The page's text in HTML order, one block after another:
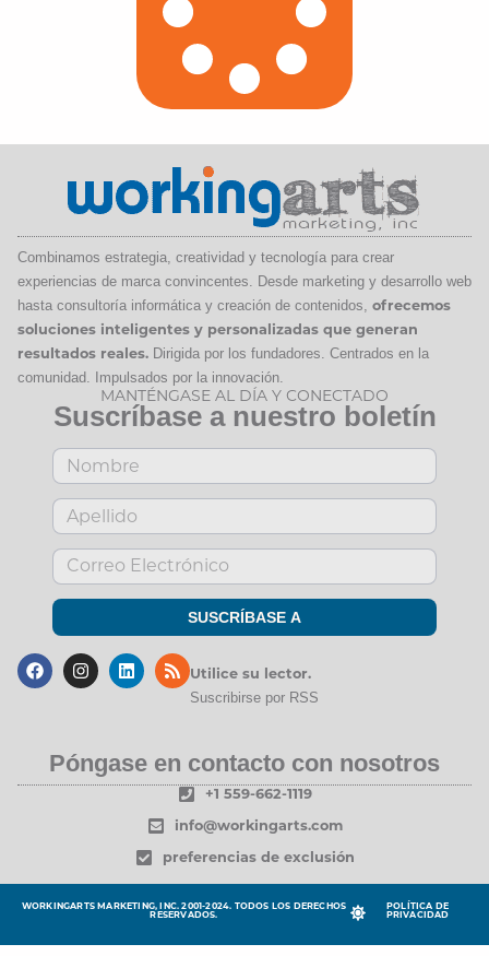
Combinamos estrategia, creatividad y tecnología para crear
experiencias de marca convincentes. Desde marketing y desarrollo web
hasta consultoría informática y creación de contenidos, ofrecemos
soluciones inteligentes y personalizadas que generan
resultados reales. Dirigida por los fundadores. Centrados en la
comunidad. Impulsados por la innovación.
MANTÉNGASE AL DÍA Y CONECTADO
Suscríbase a nuestro boletín
SUSCRÍBASE A
Utilice su lector.
Suscribirse por RSS
Póngase en contacto con nosotros
+1 559-662-1119
info@workingarts.com
preferencias de exclusión
WORKINGARTS MARKETING, INC. 2001-2024. TODOS LOS DERECHOS
RESERVADOS.
POLÍTICA DE
PRIVACIDAD